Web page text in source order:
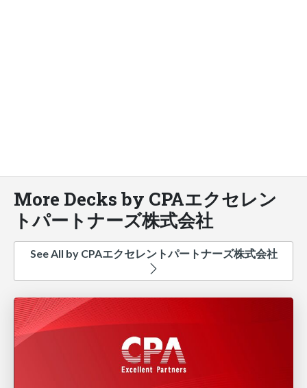
More Decks by CPAエクセレン
トパートナーズ株式会社
See All by CPAエクセレントパートナーズ株式会社